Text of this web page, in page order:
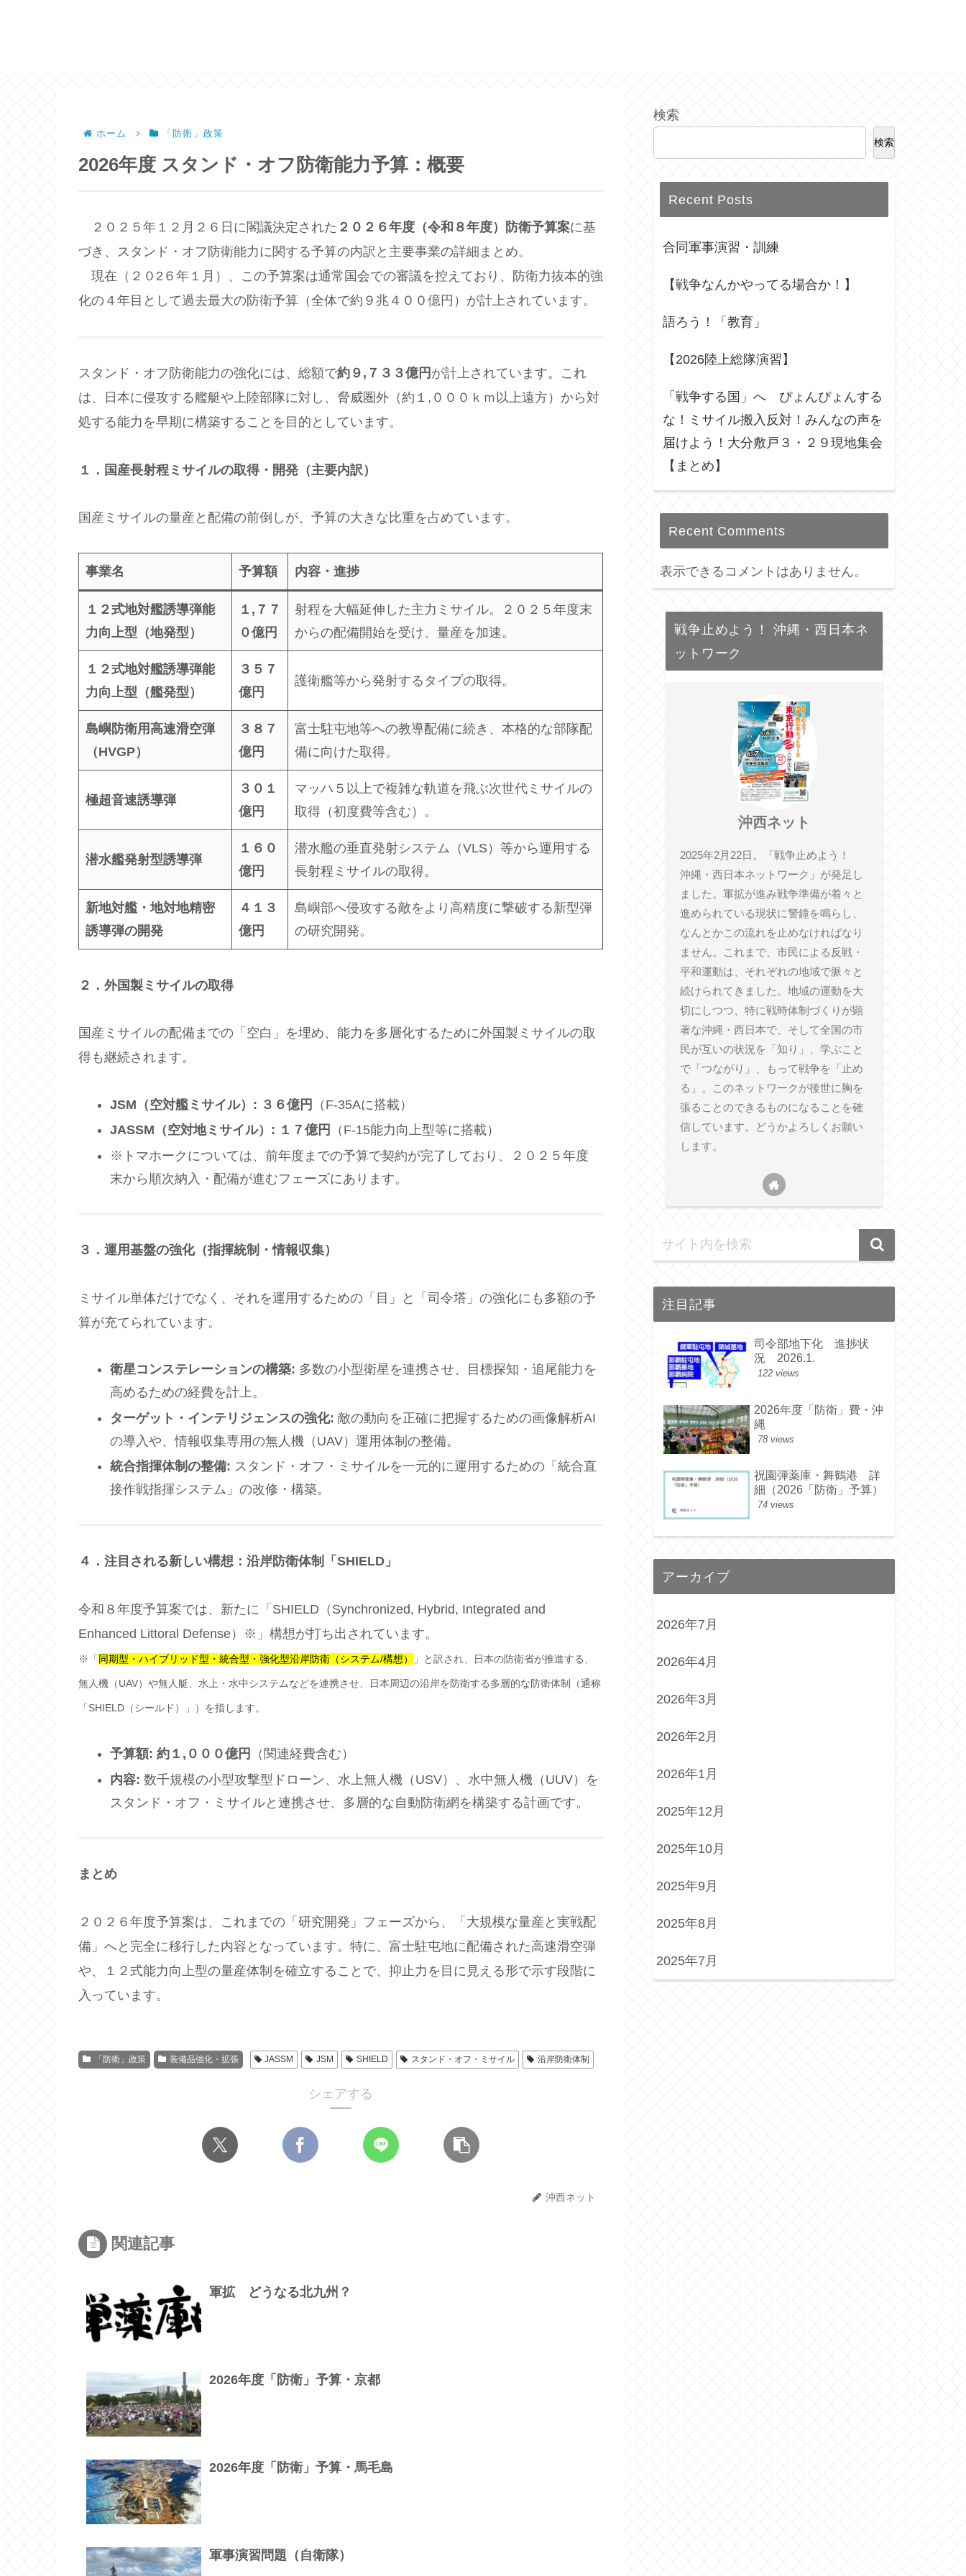
ホーム 「防衛」政策
2026年度 スタンド・オフ防衛能力予算：概要
２０２５年１２月２６日に閣議決定された ２０２６年度（令和８年度）防衛予算案に基
づき、スタンド・オフ防衛能力に関する予算の内訳と主要事業の詳細まとめ。
現在（２０2６年１月）、この予算案は通常国会での審議を控えており、防衛力抜本的強
化の４年目として過去最大の防衛予算（全体で約９兆４００億円）が計上されています。
スタンド・オフ防衛能力の強化には、総額で約９ , ７３３億円 が計上されています。これ
は、日本に侵攻する艦艇や上陸部隊に対し、脅威圏外（約１,０００ｋｍ以上遠方）から対
処する能力を早期に構築することを目的としています。
１．国産長射程ミサイルの取得・開発（主要内訳）
国産ミサイルの量産と配備の前倒しが、予算の大きな比重を占めています。
事業名 予算額 内容・進捗
１２式地対艦誘導弾能
力向上型（地発型）
１ , ７７
０億円
射程を大幅延伸した主力ミサイル。２０２５年度末
からの配備開始を受け、量産を加速。
１２式地対艦誘導弾能
力向上型（艦発型）
３５７
億円
護衛艦等から発射するタイプの取得。
島嶼防衛用高速滑空弾
（HVGP）
３８７
億円
富士駐屯地等への教導配備に続き、本格的な部隊配
備に向けた取得。
極超音速誘導弾
３０１
億円
マッハ５以上で複雑な軌道を飛ぶ次世代ミサイルの
取得（初度費等含む）。
潜水艦発射型誘導弾
１６０
億円
潜水艦の垂直発射システム（VLS）等から運用する
長射程ミサイルの取得。
新地対艦・地対地精密
誘導弾の開発
４１３
億円
島嶼部へ侵攻する敵をより高精度に撃破する新型弾
の研究開発。
２．外国製ミサイルの取得
国産ミサイルの配備までの「空白」を埋め、能力を多層化するために外国製ミサイルの取
得も継続されます。
JSM （空対艦ミサイル） : ３６億円
（F-35Aに搭載）
JASSM （空対地ミサイル） : １７億円
（F-15能力向上型等に搭載）
※トマホークについては、前年度までの予算で契約が完了しており、２０２５年度
末から順次納入・配備が進むフェーズにあります。
３．運用基盤の強化（指揮統制・情報収集）
ミサイル単体だけでなく、それを運用するための「目」と「司令塔」の強化にも多額の予
算が充てられています。
衛星コンステレーションの構築: 多数の小型衛星を連携させ、目標探知・追尾能力を
高めるための経費を計上。
ターゲット・インテリジェンスの強化: 敵の動向を正確に把握するための画像解析AI
の導入や、情報収集専用の無人機（UAV）運用体制の整備。
統合指揮体制の整備: スタンド・オフ・ミサイルを一元的に運用するための「統合直
接作戦指揮システム」の改修・構築。
４．注目される新しい構想：沿岸防衛体制「 SHIELD 」
令和８年度予算案では、新たに「SHIELD（Synchronized, Hybrid, Integrated and
Enhanced Littoral Defense）※」構想が打ち出されています。
※「 同期型・ハイブリッド型・統合型・強化型沿岸防衛（システム/構想） 」と訳され、日本の防衛省が推進する、
無人機（UAV）や無人艇、水上・水中システムなどを連携させ、日本周辺の沿岸を防衛する多層的な防衛体制（通称
「SHIELD（シールド）」）を指します。
予算額: 約１ , ０００億円
（関連経費含む）
内容: 数千規模の小型攻撃型ドローン、水上無人機（USV）、水中無人機（UUV）を
スタンド・オフ・ミサイルと連携させ、多層的な自動防衛網を構築する計画です。
まとめ
２０２６年度予算案は、これまでの「研究開発」フェーズから、「大規模な量産と実戦配
備」へと完全に移行した内容となっています。特に、富士駐屯地に配備された高速滑空弾
や、１２式能力向上型の量産体制を確立することで、抑止力を目に見える形で示す段階に
入っています。
「防衛」政策 装備品強化・拡張 JASSM JSM SHIELD スタンド・オフ・ミサイル 沿岸防衛体制
シェアする
沖西ネット
関連記事
軍拡 どうなる北九州？
2026年度「防衛」予算・京都
2026年度「防衛」予算・馬毛島
軍事演習問題（自衛隊）
検索
検索
Recent Posts
合同軍事演習・訓練
【戦争なんかやってる場合か！】
語ろう！「教育」
【2026陸上総隊演習】
「戦争する国」へ ぴょんぴょんする
な！ミサイル搬入反対！みんなの声を
届けよう！大分敷戸３・２９現地集会
【まとめ】
Recent Comments
表示できるコメントはありません。
戦争止めよう！ 沖縄・西日本ネ
ットワーク
沖西ネット
2025年2月22日。「戦争止めよう！
沖縄・西日本ネットワーク」が発足し
ました。軍拡が進み戦争準備が着々と
進められている現状に警鐘を鳴らし、
なんとかこの流れを止めなければなり
ません。これまで、市民による反戦・
平和運動は、それぞれの地域で脈々と
続けられてきました。地域の運動を大
切にしつつ、特に戦時体制づくりが顕
著な沖縄・西日本で、そして全国の市
民が互いの状況を「知り」、学ぶこと
で「つながり」、もって戦争を「止め
る」。このネットワークが後世に胸を
張ることのできるものになることを確
信しています。どうかよろしくお願い
します。
注目記事
司令部地下化 進捗状
況 2026.1.
122 views
2026年度「防衛」費・沖
縄
78 views
祝園弾薬庫・舞鶴港 詳
細（2026「防衛」予算）
74 views
アーカイブ
2026年7月
2026年4月
2026年3月
2026年2月
2026年1月
2025年12月
2025年10月
2025年9月
2025年8月
2025年7月